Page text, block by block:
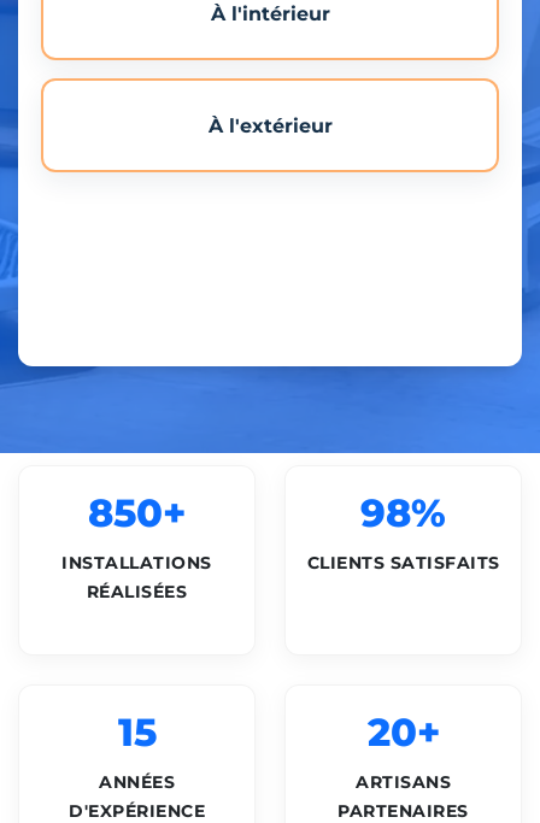
À l'intérieur
À l'extérieur
850+
INSTALLATIONS
RÉALISÉES
98%
CLIENTS SATISFAITS
15
ANNÉES
D'EXPÉRIENCE
20+
ARTISANS
PARTENAIRES